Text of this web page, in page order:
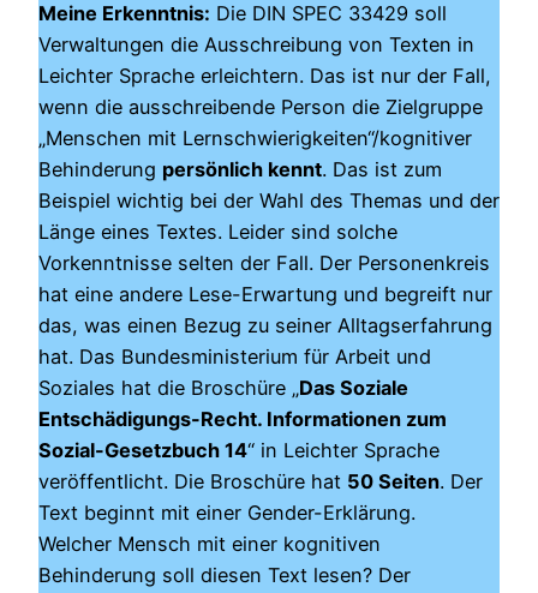
Meine Erkenntnis: Die DIN SPEC 33429 soll
Verwaltungen die Ausschreibung von Texten in
Leichter Sprache erleichtern. Das ist nur der Fall,
wenn die ausschreibende Person die Zielgruppe
„Menschen mit Lernschwierigkeiten“/kognitiver
Behinderung persönlich kennt. Das ist zum
Beispiel wichtig bei der Wahl des Themas und der
Länge eines Textes. Leider sind solche
Vorkenntnisse selten der Fall. Der Personenkreis
hat eine andere Lese-Erwartung und begreift nur
das, was einen Bezug zu seiner Alltagserfahrung
hat. Das Bundesministerium für Arbeit und
Soziales hat die Broschüre „Das Soziale
Entschädigungs-Recht. Informationen zum
Sozial-Gesetzbuch 14“ in Leichter Sprache
veröffentlicht. Die Broschüre hat 50 Seiten. Der
Text beginnt mit einer Gender-Erklärung.
Welcher Mensch mit einer kognitiven
Behinderung soll diesen Text lesen? Der